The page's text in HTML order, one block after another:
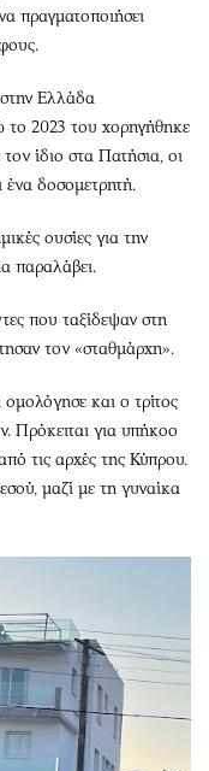
πραγματοποιήσει
Ελλάδα
το 2023 του χορηγήθηκε
ίδιο στα Πατήσια, οι
ένα δοσομετρητή.
ουσίες για την
παραλάβει.
που ταξίδεψαν στη
τον «σταθμάρχη».
και ο τρίτος
Πρόκειται για υπήκοο
τις αρχές της Κύπρου.
μαζί με τη γυναίκα